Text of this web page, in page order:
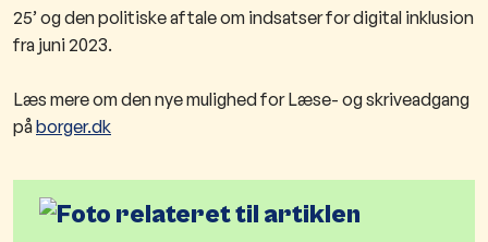
25’ og den politiske aftale om indsatser for digital inklusion
fra juni 2023.
Læs mere om den nye mulighed for Læse- og skriveadgang
påborger.dk